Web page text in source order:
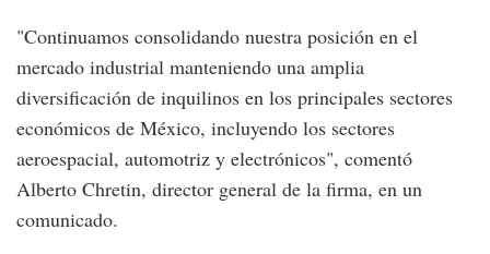
"Continuamos consolidando nuestra posición en el
mercado industrial manteniendo una amplia
diversificación de inquilinos en los principales sectores
económicos de México, incluyendo los sectores
aeroespacial, automotriz y electrónicos", comentó
Alberto Chretin, director general de la firma, en un
comunicado.